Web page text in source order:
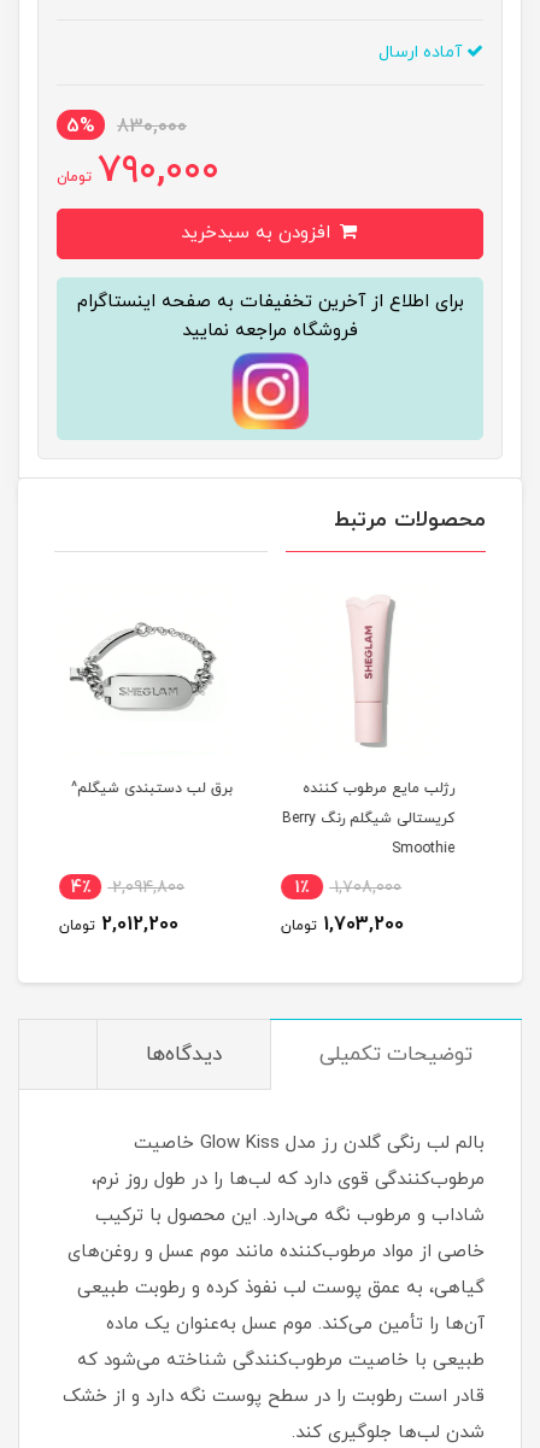
آماده ارسال
830,000
5%
790,000 تومان
برای اطلاع از آخرین تخفیفات به صفحه اینستاگرام
فروشگاه مراجعه نمایید
محصولات مرتبط
رژلب مایع مرطوب کننده
کریستالی شیگلم رنگ Berry
Smoothie
1,708,000 1٪
1,703,200 تومان
برق لب دستبندی شیگلم^
2,094,800 4٪
2,012,200 تومان
توضیحات تکمیلی دیدگاه‌ها
بالم لب رنگی گلدن رز مدل Glow Kiss خاصیت
مرطوب‌کنندگی قوی دارد که لب‌ها را در طول روز نرم،
شاداب و مرطوب نگه می‌دارد. این محصول با ترکیب
خاصی از مواد مرطوب‌کننده مانند موم عسل و روغن‌های
گیاهی، به عمق پوست لب نفوذ کرده و رطوبت طبیعی
آن‌ها را تأمین می‌کند. موم عسل به‌عنوان یک ماده
طبیعی با خاصیت مرطوب‌کنندگی شناخته می‌شود که
قادر است رطوبت را در سطح پوست نگه دارد و از خشک
شدن لب‌ها جلوگیری کند.